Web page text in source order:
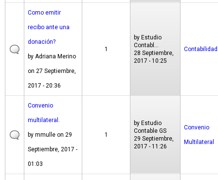
Como emitir
recibo ante una
donación?
by Adriana Merino
on 27 Septiembre,
2017 - 20:36
1
by Estudio
Contabl...
28 Septiembre,
2017 - 10:25
Contabilidad
Convenio
multilateral.
by mmulle on 29
Septiembre, 2017 -
01:03
1
by Estudio
Contable GS
29 Septiembre,
2017 - 11:26
Convenio
Multilateral